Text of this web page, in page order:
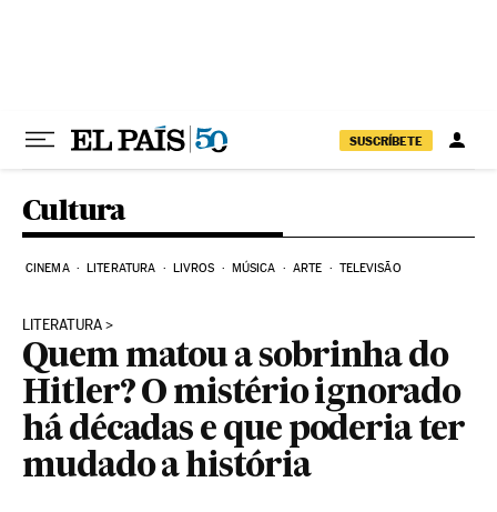
SUSCRÍBETE
Cultura
CINEMA LITERATURA LIVROS MÚSICA ARTE TELEVISÃO
LITERATURA
Quem matou a sobrinha do
Hitler? O mistério ignorado
há décadas e que poderia ter
mudado a história